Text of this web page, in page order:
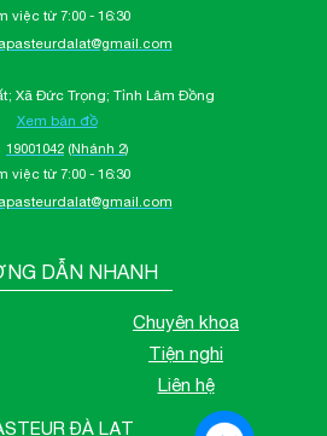
việc từ 7:00 - 16:30
Xã Đức Trọng; Tỉnh Lâm Đồng
Xem bản đồ
19001042 (Nhánh 2)
việc từ 7:00 - 16:30
DẪN NHANH
Chuyên khoa
Tiện nghi
Liên hệ
ĐÀ LẠT